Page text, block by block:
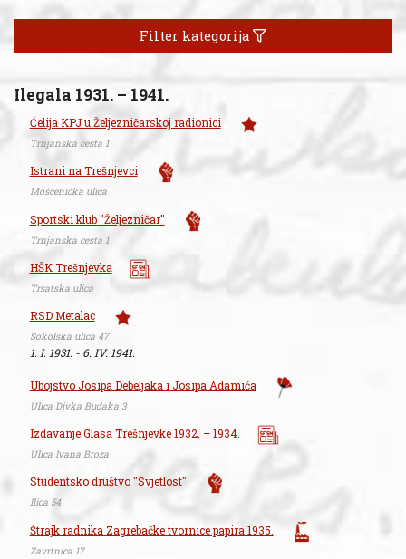
Filter kategorija
Ilegala 1931. – 1941.
Ćelija KPJ u Željezničarskoj radionici
Trnjanska cesta 1
Istrani na Trešnjevci
Mošćenička ulica
Sportski klub "Željezničar"
Trnjanska cesta 1
HŠK Trešnjevka
Trsatska ulica
RSD Metalac
Sokolska ulica 47
1. I. 1931. - 6. IV. 1941.
Ubojstvo Josipa Debeljaka i Josipa Adamića
Ulica Divka Budaka 3
Izdavanje Glasa Trešnjevke 1932. – 1934.
Ulica Ivana Broza
Studentsko društvo "Svjetlost"
Ilica 54
Štrajk radnika Zagrebačke tvornice papira 1935.
Zavrtnica 17